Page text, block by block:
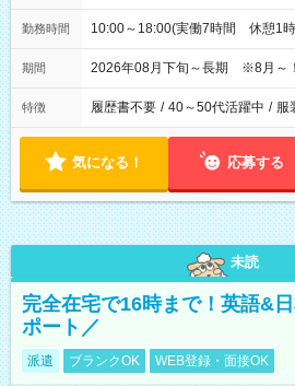
勤務時間 10:00～18:00(実働7時間 休憩1
期間 2026年08月下旬～長期 ※8月～！
特徴 履歴書不要 / 40～50代活躍中 / 服
気になる！ 応募する
未読
完全在宅で16時まで！英語&
ポート／
派遣 ブランクOK WEB登録・面接OK